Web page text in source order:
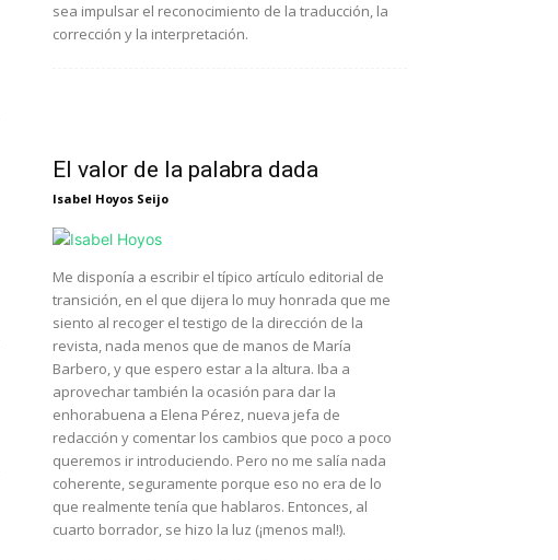
sea impulsar el reconocimiento de la traducción, la
corrección y la interpretación.
El valor de la palabra dada
Isabel Hoyos Seijo
Me disponía a escribir el típico artículo editorial de
transición, en el que dijera lo muy honrada que me
siento al recoger el testigo de la dirección de la
revista, nada menos que de manos de María
Barbero, y que espero estar a la altura. Iba a
aprovechar también la ocasión para dar la
enhorabuena a Elena Pérez, nueva jefa de
redacción y comentar los cambios que poco a poco
queremos ir introduciendo. Pero no me salía nada
coherente, seguramente porque eso no era de lo
que realmente tenía que hablaros. Entonces, al
cuarto borrador, se hizo la luz (¡menos mal!).